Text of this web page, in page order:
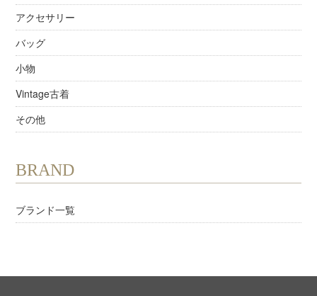
アクセサリー
バッグ
小物
Vintage古着
その他
BRAND
ブランド一覧